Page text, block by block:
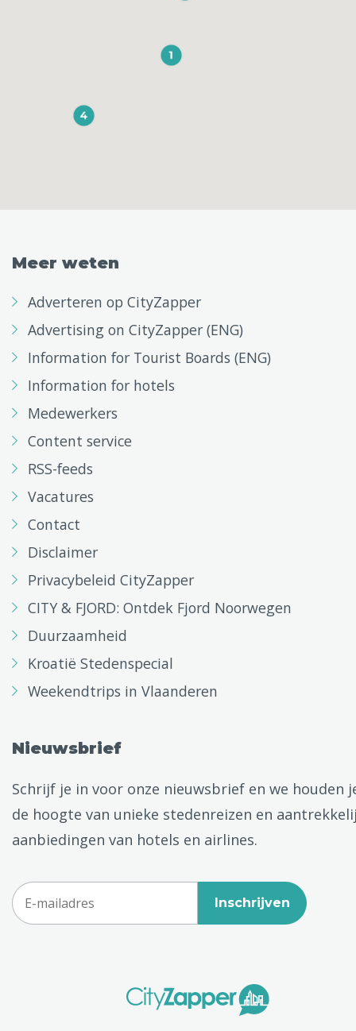
Meer weten
Adverteren op CityZapper
Advertising on CityZapper (ENG)
Information for Tourist Boards (ENG)
Information for hotels
Medewerkers
Content service
RSS-feeds
Vacatures
Contact
Disclaimer
Privacybeleid CityZapper
CITY & FJORD: Ontdek Fjord Noorwegen
Duurzaamheid
Kroatië Stedenspecial
Weekendtrips in Vlaanderen
Nieuwsbrief
Schrijf je in voor onze nieuwsbrief en we houden
de hoogte van unieke stedenreizen en
aanbiedingen van hotels en airlines.
Inschrijven